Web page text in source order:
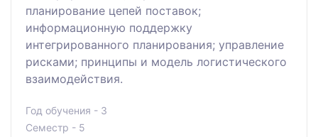
планирование цепей поставок;
информационную поддержку
интегрированного планирования; управление
рисками; принципы и модель логистического
взаимодействия.
Год обучения - 3
Семестр - 5